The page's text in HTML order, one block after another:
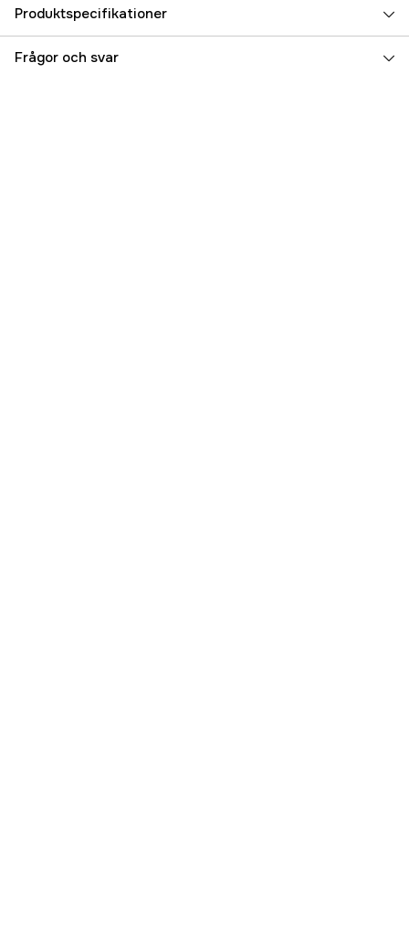
Produktspecifikationer
Referensnummer 5000012220
Frågor och svar